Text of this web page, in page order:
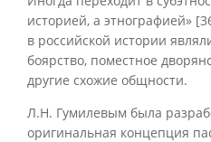
историей, а этнографией»
в российской истории
боярство, поместное
другие схожие общности.
Л.Н. Гумилевым была
оригинальная концепция